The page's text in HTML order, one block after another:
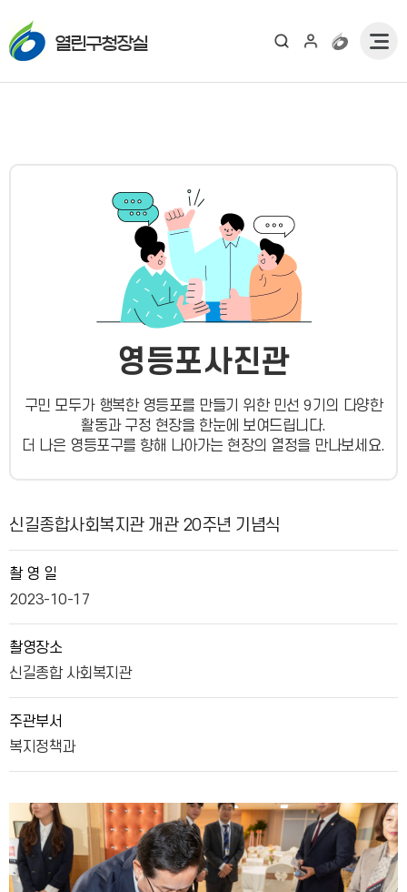
열린구청장실
영등포사진관
구민 모두가 행복한 영등포를 만들기 위한 민선 9기의 다양한
활동과 구정 현장을 한눈에 보여드립니다.
더 나은 영등포구를 향해 나아가는 현장의 열정을 만나보세요.
신길종합사회복지관 개관 20주년 기념식
촬 영 일
2023-10-17
촬영장소
신길종합 사회복지관
주관부서
복지정책과